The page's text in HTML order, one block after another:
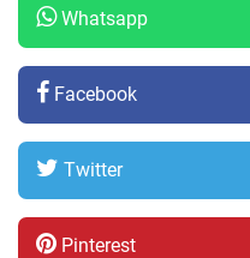
Whatsapp
Facebook
Twitter
Pinterest